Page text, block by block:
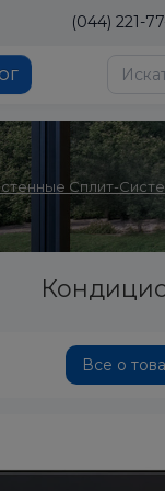
(044) 221-
Сплит-
Все о